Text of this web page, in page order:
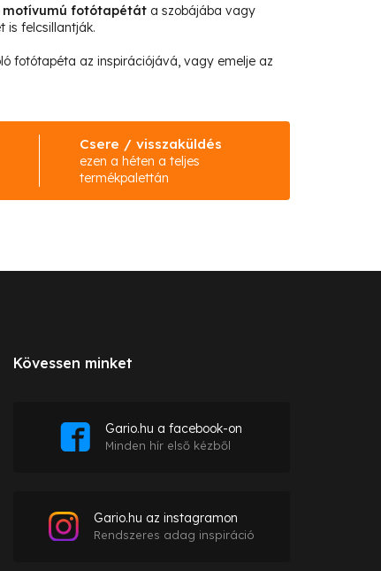
motívumú fotótapétát a szobájába vagy
is felcsillantják.
fotótapéta az inspirációjává, vagy emelje az
Csere / visszaküldés
ezen a héten a teljes
termékpalettán
Kövessen minket
Gario.hu a facebook-on
Minden hír első kézből
Gario.hu az instagramon
Rendszeres adag inspiráció